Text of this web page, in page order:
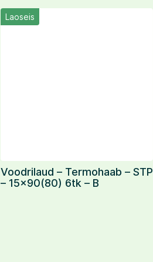
Laoseis
Voodrilaud – Termohaab – STP
– 15×90(80) 6tk – B